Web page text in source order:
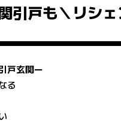
引戸も＼リシ
戸玄関ー
る